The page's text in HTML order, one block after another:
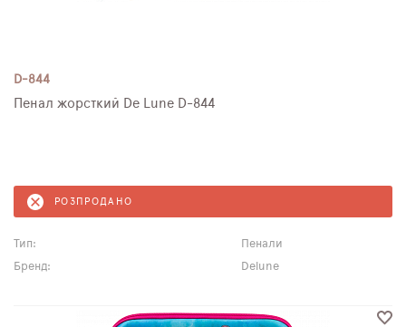
D-844
Пенал жорсткий De Lune D-844
РОЗПРОДАНО
Тип:
Пенали
Бренд:
Delune